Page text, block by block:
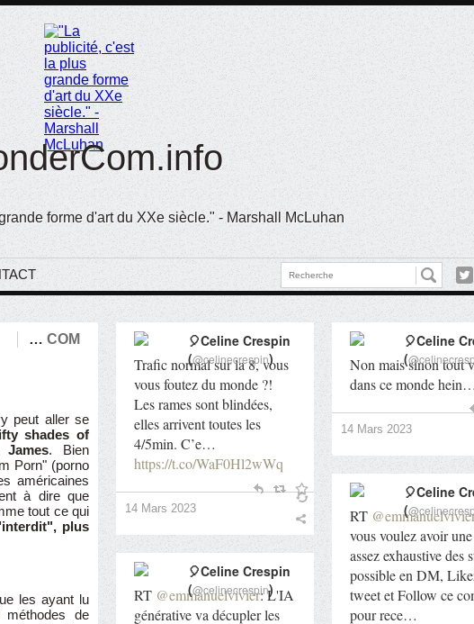
forme d'art du XXe siècle." - Marshall McLuhan
… COM
peut aller se
shades of
. Bien
Porn" (porno
américaines
à dire que
tout ce qui
plus
les ayant lu
de
Trafic normal sur la 8, vous
vous foutez du monde ?!
Les rames sont blindées,
elles arrivent toutes les
4/5min. C’e…
https://t.co/WaF0Hl2wWq
🎈Celine Crespin
(@celinecrespin)
14 Mars 2023
Non mais sinon tout
dans ce monde hein…
🎈Celine
(
14 Mars 2023
RT
vous voulez avoir
assez exhaustive des
possible en DM,
tweet et Follow ce
pour rece…
🎈Celine
(
RT @emmanuelvivier: L'IA
générative va décupler les
🎈Celine Crespin
(@celinecrespin)